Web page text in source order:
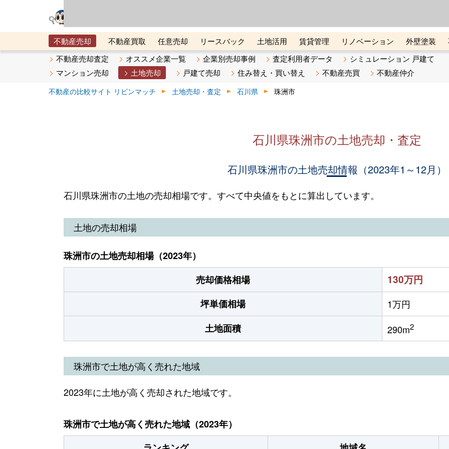
不動産売却 不動産買取 任意売却 リースバック 土地活用 賃貸管理 リノベーション 外壁塗装
メタ住宅展示場
ベスト不動産カンパニー オンライン講座 リビンマガジンBiz 不動産売却ご相談デスク
不動産売却査定 オススメ企業一覧 企業別売却事例 査定利用者データ
シミュレーション 戸建て
マンション売却
土地売却 戸建て売却 住み替え・買い替え 不動産売買 不動産仲介
不動産の比較サイト リビンマッチ 土地売却・査定 石川県 珠洲市
石川県珠洲市の土地売却・査定
石川県珠洲市の土地売却情報（2023年1～12月）
石川県珠洲市の土地の売却相場です。すべて中央値をもとに算出しています。
土地の売却相場
珠洲市の土地売却相場（2023年）
売却価格相場
130万円
坪単価相場
1万円
土地面積
290m2
珠洲市で土地が高く売れた地域
2023年に土地が高く売却された地域です。
珠洲市で土地が高く売れた地域（2023年）